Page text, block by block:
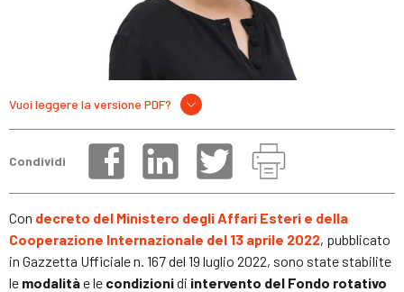
Vuoi leggere la versione PDF?
Condividi
Con decreto del Ministero degli Affari Esteri e della
Cooperazione Internazionale del 13 aprile 2022, pubblicato
in Gazzetta Ufficiale n. 167 del 19 luglio 2022, sono state stabilite
le modalitàe le condizionidi intervento del Fondo rotativo